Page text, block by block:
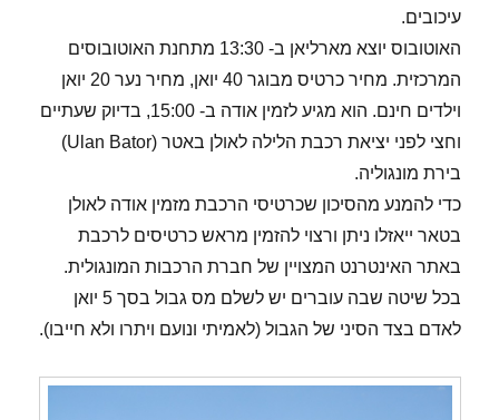
עיכובים.
האוטובוס יוצא מארליאן ב- 13:30 מתחנת האוטובוסים
המרכזית. מחיר כרטיס מבוגר 40 יואן, מחיר נער 20 יואן
וילדים חינם. הוא מגיע לזמין אודה ב- 15:00, בדיוק שעתיים
וחצי לפני יציאת רכבת הלילה לאולן באטר (Ulan Bator)
בירת מונגוליה.
כדי להמנע מהסיכון שכרטיסי הרכבת מזמין אודה לאולן
בטאר ייאזלו ניתן ורצוי להזמין מראש כרטיסים לרכבת
באתר האינטרנט המצויין של חברת הרכבות המונגולית.
בכל שיטה שבה עוברים יש לשלם מס גבול בסך 5 יואן
לאדם בצד הסיני של הגבול (לאמיתי ונועם ויתרו ולא חייבו).